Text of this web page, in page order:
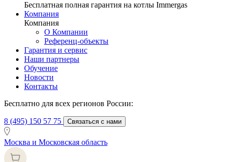
Бесплатная полная гарантия на котлы Immergas
Компания
Компания
О Компании
Референц-объекты
Гарантия и сервис
Наши партнеры
Обучение
Новости
Контакты
Бесплатно для всех регионов России:
8 (495) 150 57 75 Связаться с нами
Москва и Московская область